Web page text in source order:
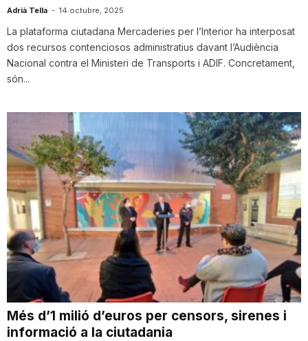
a
e
T
a
r
Adrià Tella - 14 octubre, 2025
La plataforma ciutadana Mercaderies per l’Interior ha interposat
dos recursos contenciosos administratius davant l’Audiència
Nacional contra el Ministeri de Transports i ADIF. Concretament,
són...
Més d’1 milió d’euros per censors, sirenes i
informació a la ciutadania